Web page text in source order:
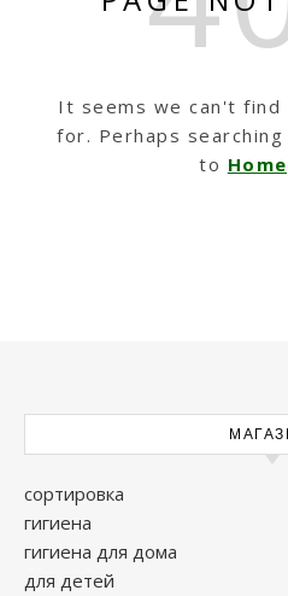
It seems we can't find
for. Perhaps
to
сортировка
гигиена
гигиена для дома
для детей